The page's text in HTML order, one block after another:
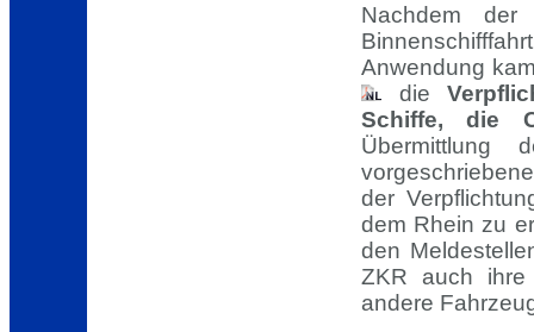
Nachdem
Anwendung
die
Schiffe, die
Übermittlung
der
dem Rhein zu
den
ZKR auch ihre
andere